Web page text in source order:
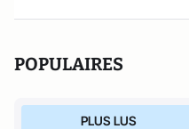
POPULAIRES
PLUS LUS